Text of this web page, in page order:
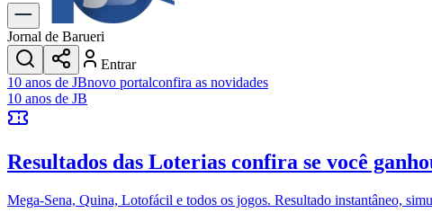
Dia a Dia & Lazer
Transportes
Gastronomia
Cinema & Shows
JogosNovo
Anuncie no Portal
Cadastrar Empresa
Divulgar Vagas Novo
Publicidade Legal
Jornal de Barueri
Entrar
10 anos de JBnovo portalconfira as novidades
10 anos de JB
Resultados das Loterias confira se você
Mega-Sena, Quina, Lotofácil e todos os jogos. Resultado instantâneo,